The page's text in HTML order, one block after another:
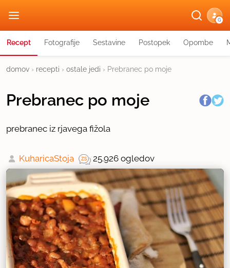
G
Recept Fotografije Sestavine Postopek Opombe
domov › recepti › ostale jedi › Prebranec po moje
Prebranec po moje
prebranec iz rjavega fižola
KuharicaStoja 25.926 ogledov